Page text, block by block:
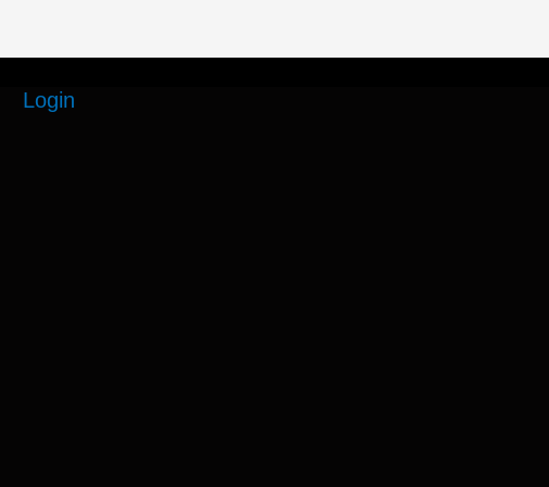
Login